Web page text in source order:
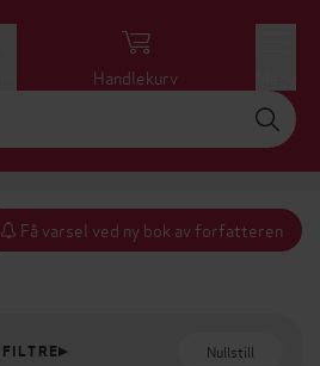
Handlekurv
Få varsel ved ny bok av forfatteren
Nullstill